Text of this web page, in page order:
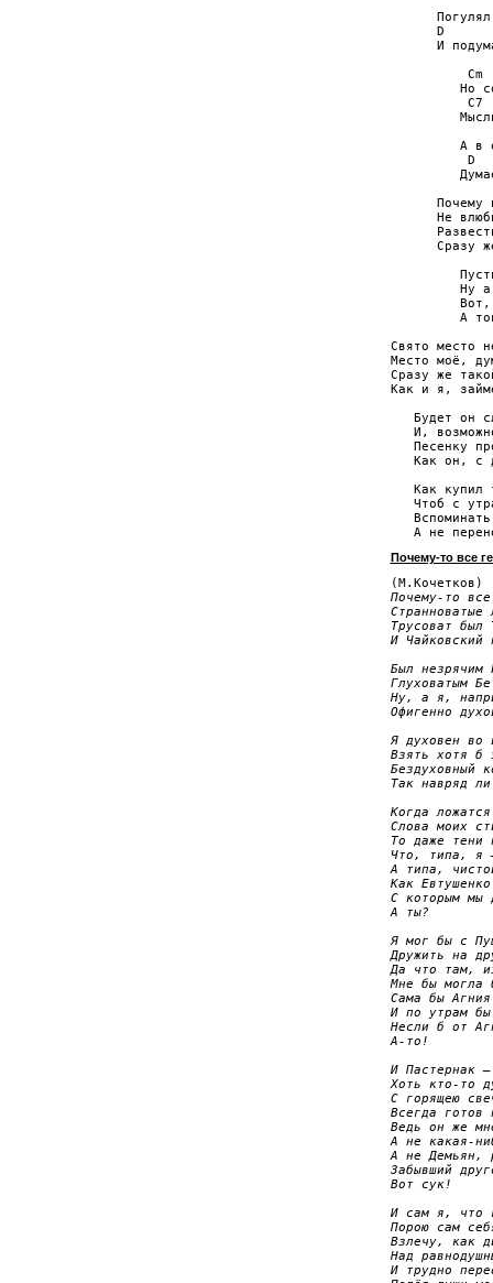
D
И
Cm
Но
C7
А в
D
Почему
Не
Сразу
Ну
А
Свято место
Место моё,
Сразу же
Как и я,
Будет он
И,
Песенку
Как он, с
Как купил
Чтоб с
Почему-то все
Почему-то
Странноватые
Трусоват был
И Чайковский
Был незрячим
Глуховатым
Ну, а я,
Офигенно
Я духовен во
Взять хотя б
Бездуховный
Так навряд
Когда
Слова моих
То даже тени
Что, типа, я
А типа,
Как
С которым мы
А ты?
Я мог бы с
Дружить на
Да что там,
Мне бы могла
Сама бы
И по утрам
Несли б от
А-то!
И Пастернак
Хоть кто-то
С горящею
Всегда готов
Ведь он же
А не какая-
А не Демьян,
Забывший
Вот сук!
И сам я, что
Порою сам
Взлечу, как
Над
И трудно